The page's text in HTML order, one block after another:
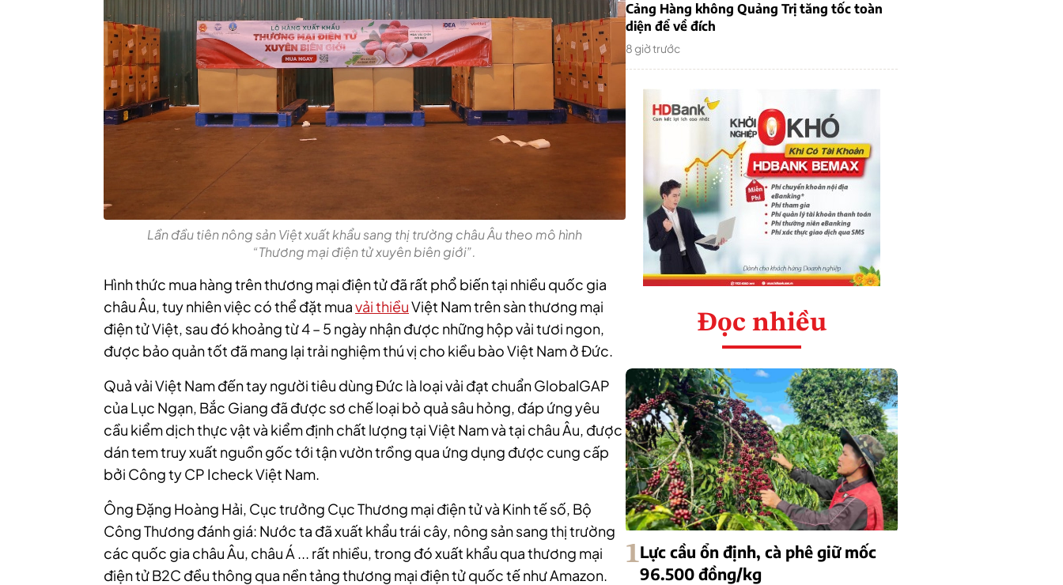
Lần đầu tiên nông sản Việt xuất khẩu sang thị trường châu Âu theo mô hình
“Thương mại điện tử xuyên biên giới”.
Hình thức mua hàng trên thương mại điện tử đã rất phổ biến tại nhiều quốc gia
châu Âu, tuy nhiên việc có thể đặt muavải thiềuViệt Nam trên sàn thương mại
điện tử Việt, sau đó khoảng từ 4 – 5 ngày nhận được những hộp vải tươi ngon,
được bảo quản tốt đã mang lại trải nghiệm thú vị cho kiều bào Việt Nam ở Đức.
Quả vải Việt Nam đến tay người tiêu dùng Đức là loại vải đạt chuẩn GlobalGAP
của Lục Ngạn, Bắc Giang đã được sơ chế loại bỏ quả sâu hỏng, đáp ứng yêu
cầu kiểm dịch thực vật và kiểm định chất lượng tại Việt Nam và tại châu Âu, được
dán tem truy xuất nguồn gốc tới tận vườn trồng qua ứng dụng được cung cấp
bởi Công ty CP Icheck Việt Nam.
Ông Đặng Hoàng Hải, Cục trưởng Cục Thương mại điện tử và Kinh tế số, Bộ
Công Thương đánh giá: Nước ta đã xuất khẩu trái cây, nông sản sang thị trường
các quốc gia châu Âu, châu Á ... rất nhiều, trong đó xuất khẩu qua thương mại
điện tử B2C đều thông qua nền tảng thương mại điện tử quốc tế như Amazon.
Cảng Hàng không Quảng Trị tăng tốc toàn
diện để về đích
8 giờ trước
Đọc nhiều
1Lực cầu ổn định, cà phê giữ mốc
96.500 đồng/kg